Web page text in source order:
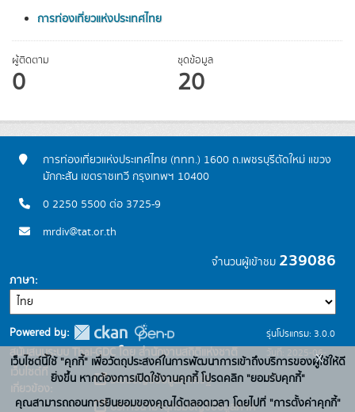
การท่องเที่ยวแห่งประเทศไทย
ผู้ติดตาม
0
ชุดข้อมูล
20
การท่องเที่ยวแห่งประเทศไทย (ททท.) 1600 ถ.เพชรบุรีตัดใหม่ แขวง
มักกะสัน เขตราชเทวี กรุงเทพฯ 10400
0 2250 5500 ต่อ 3725-9
mrdiv@tat.or.th
จำนวนผู้เข้าชม 239086
ภาษา
Powered by:
สนับสนุนระบบ Thai-GDC โดย สำนักงานสถิติแห่งชาติ
เว็บไซต์ที่
เกี่ยวข้อง:
ระบบบัญชีข้อมูลภาครัฐ
บริการนามานุกรมบัญชีข้อมูลภาค
รุ่นโปรแกรม: 3.0.0
วันที่: 2025-06-
10
เว็บไซต์นี้ใช้ "คุกกี้" เพื่อวัตถุประสงค์ในการพัฒนาการเข้าถึงบริการของผู้ใช้ให้ดี
ยิ่งขึ้น หากต้องการเปิดใช้งานคุกกี้ โปรดคลิก "ยอมรับคุกกี้"
คุณสามารถถอนการยินยอมของคุณได้ตลอดเวลา โดยไปที่ "การตั้งค่าคุกกี้"
x